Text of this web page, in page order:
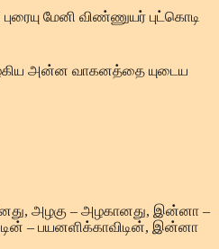
மேனி விண்ணுயர் புட்கொடி
அன்ன வாகனத்தை யுடைய
அழகு – அழகானது, இன்னா –
– பயனளிக்காவிடின், இன்னா